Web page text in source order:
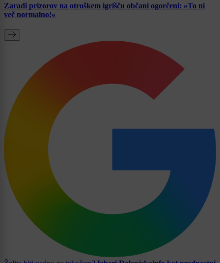
Zaradi prizorov na otroškem igrišču občani ogorčeni: »To ni
več normalno!«